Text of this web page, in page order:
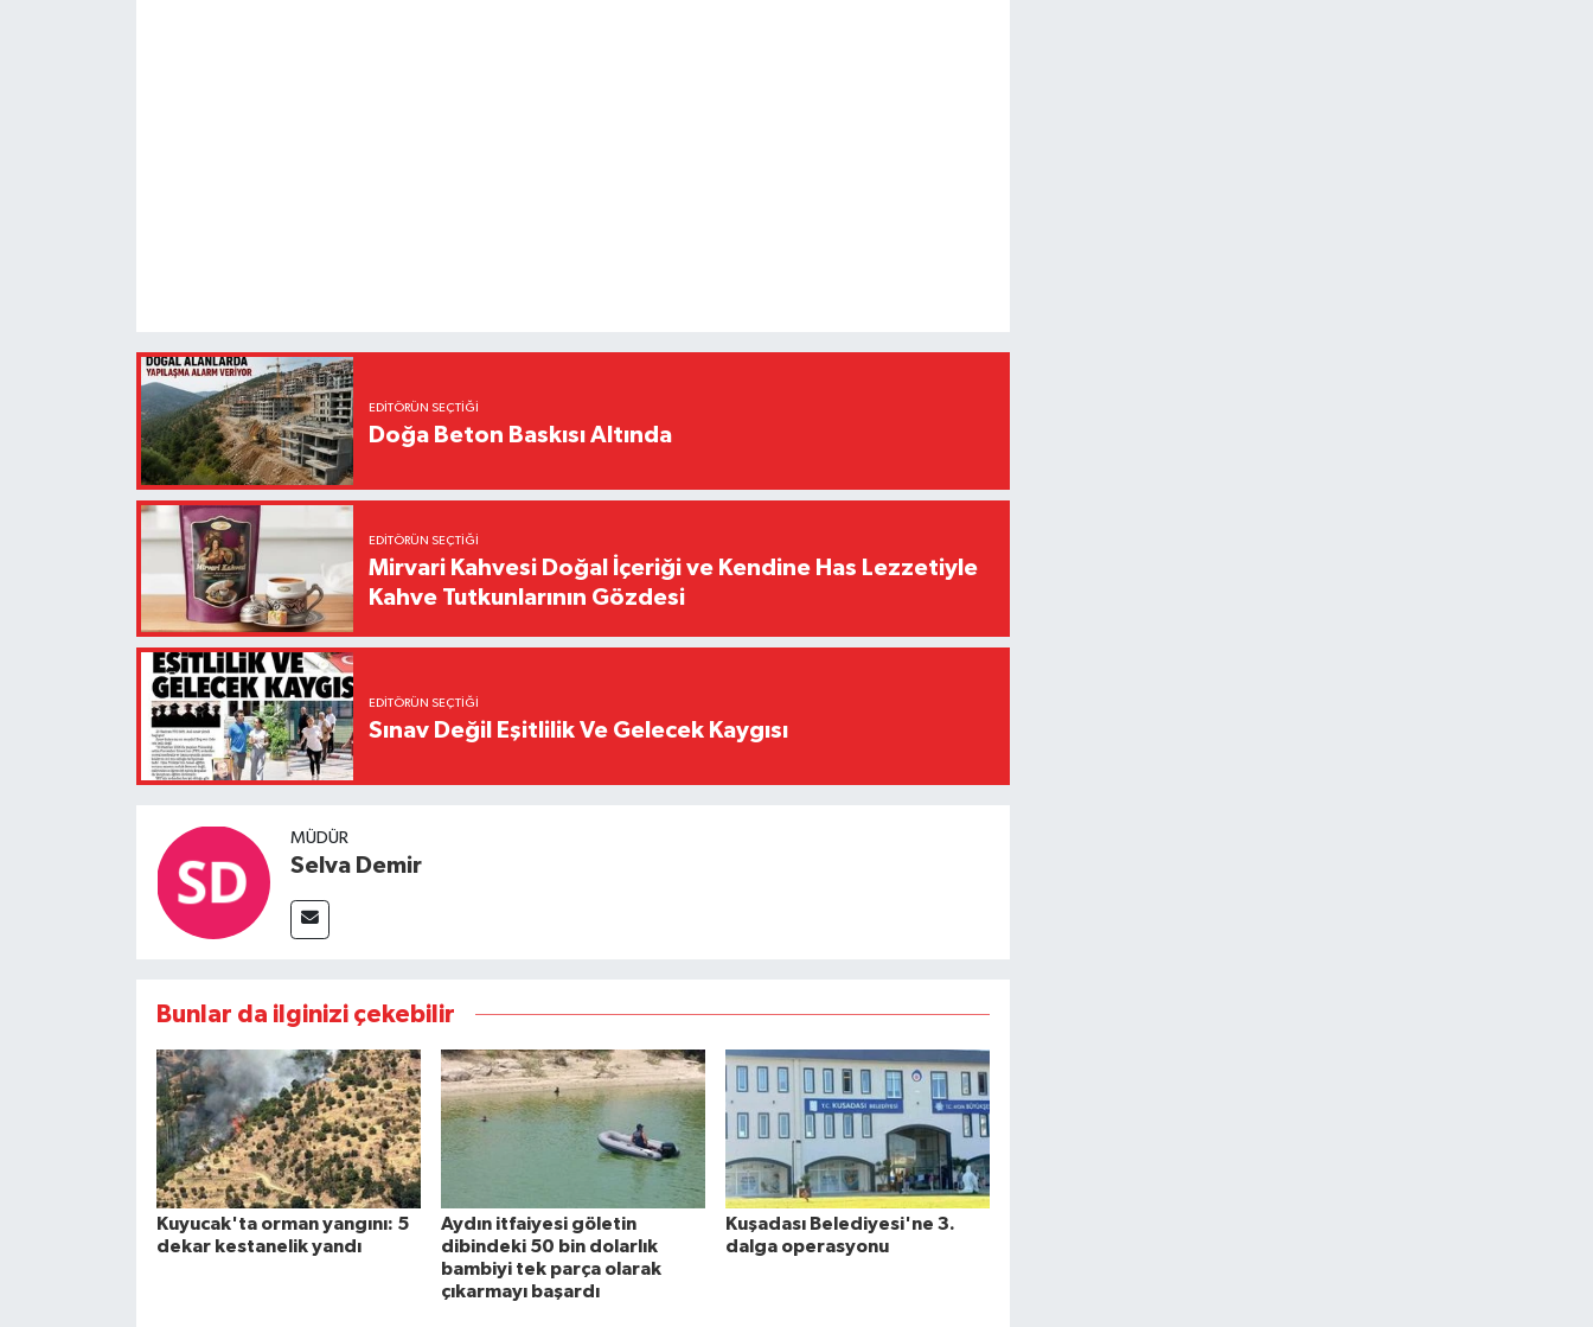
EDITÖRÜN SEÇTIĞI
Doğa Beton Baskısı Altında
EDITÖRÜN SEÇTIĞI
Mirvari Kahvesi Doğal İçeriği ve Kendine Has Lezzetiyle
Kahve Tutkunlarının Gözdesi
EDITÖRÜN SEÇTIĞI
Sınav Değil Eşitlilik Ve Gelecek Kaygısı
MÜDÜR
Selva Demir
Bunlar da ilginizi çekebilir
Kuyucak'ta orman yangını: 5
dekar kestanelik yandı
Aydın itfaiyesi göletin
dibindeki 50 bin dolarlık
bambiyi tek parça olarak
çıkarmayı başardı
Kuşadası Belediyesi'ne 3.
dalga operasyonu